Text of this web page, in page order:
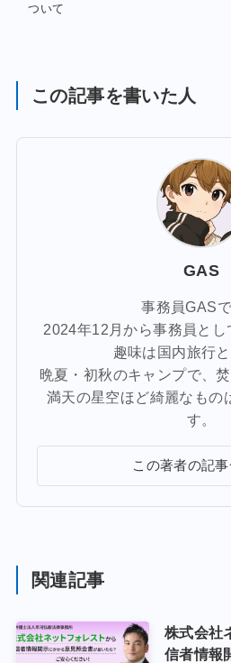
ついて
この記事を書いた人
GAS
事務員GASで
2024年12月から事務員とし
趣味は国内旅行
晩夏・初秋のキャンプで、
満天の星空ほど綺麗なもの
す。
この著者の記
関連記事
株式会社
信者情報